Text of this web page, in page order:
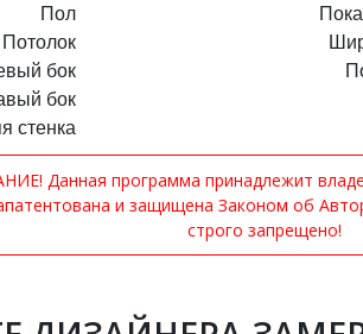
Пол
Потолок
бок
бок
стенка
Данная программа принадлежит
и защищена Законом об
строго запрещено!